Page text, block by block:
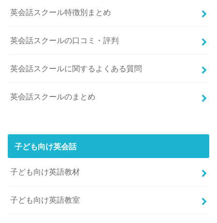
英会話スクール特徴別まとめ
英会話スクールの口コミ・評判
英会話スクールに関するよくある質問
英会話スクールのまとめ
子ども向け英会話
子ども向け英語教材
子ども向け英語教室